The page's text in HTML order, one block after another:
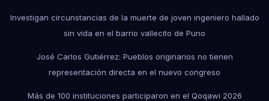
Investigan circunstancias de la muerte de joven ingeniero hallado
sin vida en el barrio vallecito de Puno
José Carlos Gutiérrez: Pueblos originarios no tienen
representación directa en el nuevo congreso
Más de 100 instituciones participaron en el Qoqawi 2026